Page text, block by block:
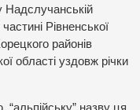
Рівненської
районів
області уздовж річки